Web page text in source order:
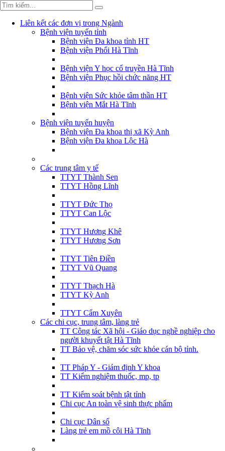
Liên kết các đơn vị trong Ngành
Bệnh viện tuyến tỉnh
Bệnh viện Đa khoa tỉnh HT
Bệnh viện Phổi Hà Tĩnh
Bệnh viện Y học cổ truyền Hà Tĩnh
Bệnh viện Phục hồi chức năng HT
Bệnh viện Sức khỏe tâm thần HT
Bệnh viện Mắt Hà Tĩnh
Bệnh viện tuyến huyện
Bệnh viện Đa khoa thị xã Kỳ Anh
Bệnh viện Đa khoa Lộc Hà
Các trung tâm y tế
TTYT Thành Sen
TTYT Hồng Lĩnh
TTYT Đức Thọ
TTYT Can Lộc
TTYT Hương Khê
TTYT Hương Sơn
TTYT Tiên Điền
TTYT Vũ Quang
TTYT Thạch Hà
TTYT Kỳ Anh
TTYT Cẩm Xuyên
Các chi cục, trung tâm, làng trẻ
TT Công tác Xã hội - Giáo dục nghề nghiệp cho
người khuyết tật Hà Tĩnh
TT Bảo vệ, chăm sóc sức khỏe cán bộ tỉnh.
TT Pháp Y - Giám định Y khoa
TT Kiểm nghiệm thuốc, mp, tp
TT Kiểm soát bệnh tật tỉnh
Chi cục An toàn vệ sinh thực phẩm
Chi cục Dân số
Làng trẻ em mồ côi Hà Tĩnh